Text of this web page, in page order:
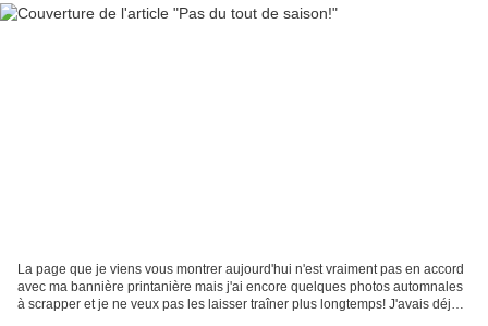
La page que je viens vous montrer aujourd'hui n'est vraiment pas en accord
avec ma bannière printanière mais j'ai encore quelques photos automnales
à scrapper et je ne veux pas les laisser traîner plus longtemps! J'avais déjà